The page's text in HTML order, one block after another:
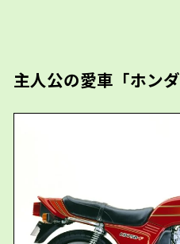
主人公の愛車「ホンダ